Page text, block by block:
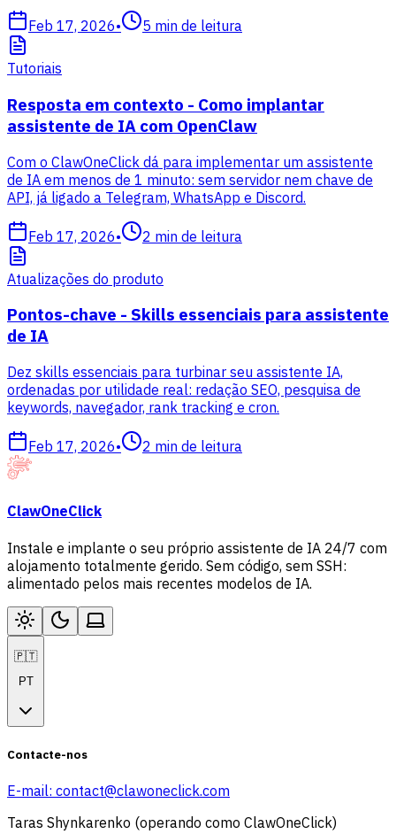
Feb 17, 2026• 5 min de leitura
Tutoriais
Resposta em contexto - Como implantar
assistente de IA com OpenClaw
Com o ClawOneClick dá para implementar um assistente
de IA em menos de 1 minuto: sem servidor nem chave de
API, já ligado a Telegram, WhatsApp e Discord.
Feb 17, 2026• 2 min de leitura
Atualizações do produto
Pontos-chave - Skills essenciais para assistente
de IA
Dez skills essenciais para turbinar seu assistente IA,
ordenadas por utilidade real: redação SEO, pesquisa de
keywords, navegador, rank tracking e cron.
Feb 17, 2026• 2 min de leitura
ClawOneClick
Instale e implante o seu próprio assistente de IA 24/7 com
alojamento totalmente gerido. Sem código, sem SSH:
alimentado pelos mais recentes modelos de IA.
🇵🇹
PT
Contacte-nos
E-mail: contact@clawoneclick.com
Taras Shynkarenko (operando como ClawOneClick)